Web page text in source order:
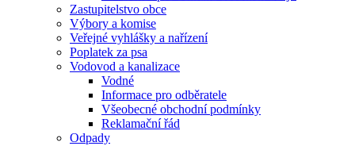
Zastupitelstvo obce
Výbory a komise
Veřejné vyhlášky a nařízení
Poplatek za psa
Vodovod a kanalizace
Vodné
Informace pro odběratele
Všeobecné obchodní podmínky
Reklamační řád
Odpady